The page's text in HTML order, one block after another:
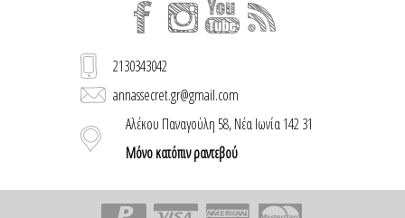
2130343042
annassecret.gr@gmail.com
Αλέκου Παναγούλη 58, Νέα Ιωνία 142 31
Μόνο κατόπιν ραντεβού